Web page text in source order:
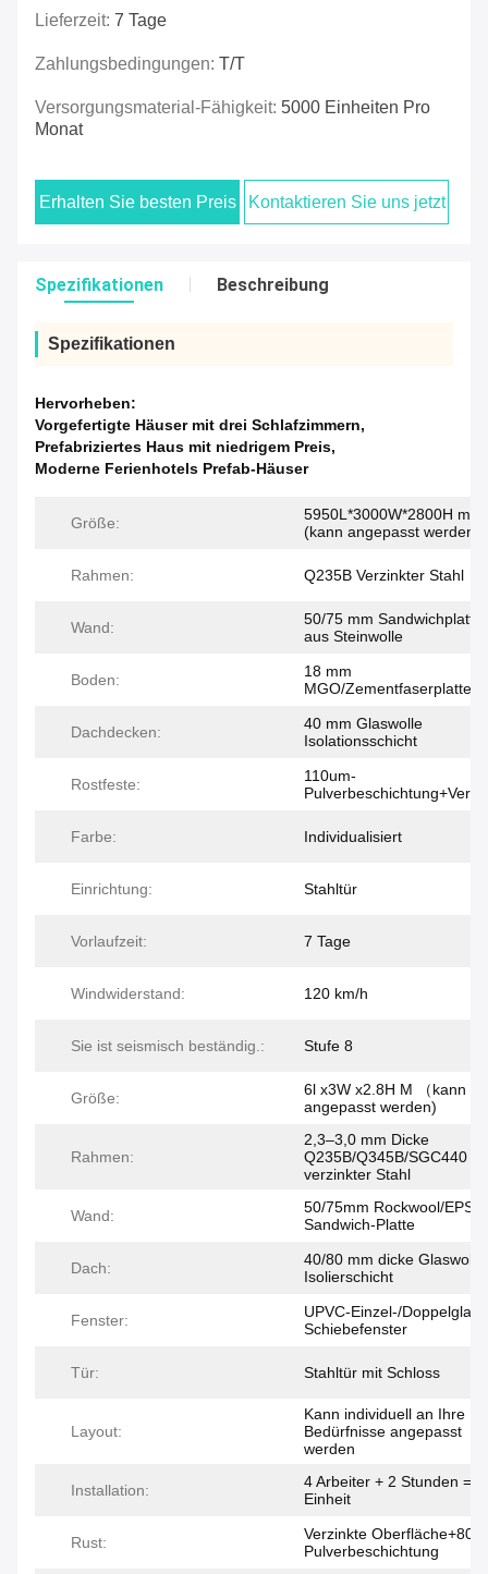
Lieferzeit: 7 Tage
Zahlungsbedingungen: T/T
Versorgungsmaterial-Fähigkeit: 5000 Einheiten Pro
Monat
Erhalten Sie besten Preis Kontaktieren Sie uns jetzt
Spezifikationen Beschreibung
Spezifikationen
Hervorheben:
Vorgefertigte Häuser mit drei Schlafzimmern,
Prefabriziertes Haus mit niedrigem Preis,
Moderne Ferienhotels Prefab-Häuser
Größe:
5950L*3000W*2800H mm
(kann angepasst werden)
Rahmen: Q235B Verzinkter Stahl
Wand:
50/75 mm Sandwichplatte
aus Steinwolle
Boden:
18 mm
MGO/Zementfaserplatte
Dachdecken:
40 mm Glaswolle
Isolationsschicht
Rostfeste:
110um-
Farbe: Individualisiert
Einrichtung: Stahltür
Vorlaufzeit: 7 Tage
Windwiderstand: 120 km/h
Sie ist seismisch beständig.: Stufe 8
Größe:
6l x3W x2.8H M （kann
angepasst werden)
Rahmen:
2,3–3,0 mm Dicke
Q235B/Q345B/SGC440
verzinkter Stahl
Wand:
50/75mm Rockwool/EPS/
Sandwich-Platte
Dach:
40/80 mm dicke
Isolierschicht
Fenster:
UPVC-Einzel-/Doppelglas-
Schiebefenster
Tür: Stahltür mit Schloss
Layout:
Kann individuell an Ihre
Bedürfnisse angepasst
werden
Installation:
4 Arbeiter + 2 Stunden = 1
Einheit
Rust:
Verzinkte
Pulverbeschichtung